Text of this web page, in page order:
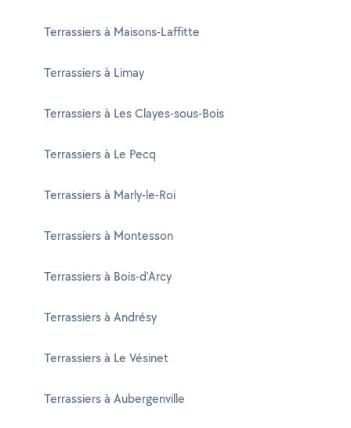
Terrassiers à Maisons-Laffitte
Terrassiers à Limay
Terrassiers à Les Clayes-sous-Bois
Terrassiers à Le Pecq
Terrassiers à Marly-le-Roi
Terrassiers à Montesson
Terrassiers à Bois-d'Arcy
Terrassiers à Andrésy
Terrassiers à Le Vésinet
Terrassiers à Aubergenville